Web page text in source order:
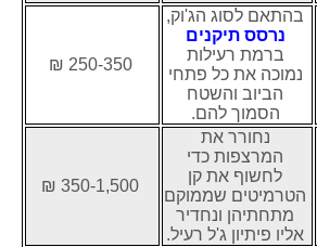
בהתאם לסוג הג'וק,
נרסס תיקנים
ברמת רעילות
נמוכה את כל פתחי
הביוב והשטח
הסמוך להם.
250-350 ₪
נחורר את
המרצפות כדי
לחשוף את קן
הטרמיטים שממוקם
מתחתיהן ונחדיר
אליו פיתיון ג'ל רעיל.
350-1,500 ₪